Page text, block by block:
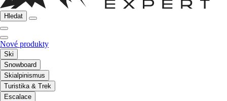
Hledat
Nové produkty
Ski
Snowboard
Skialpinismus
Turistika & Trek
Escalace